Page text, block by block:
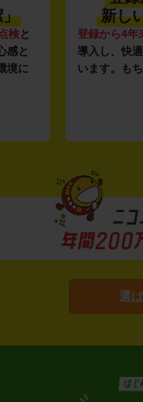
」
検と
感と
境に
新し
登録から4年
導入し、快
います。も
選